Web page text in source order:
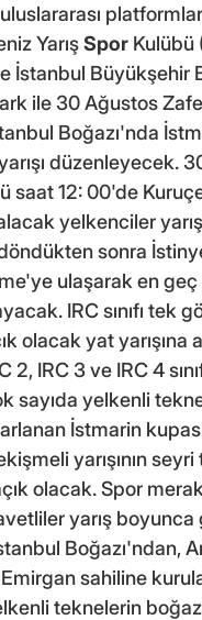
uluslararası
YarışSpor Kulübü
İstanbul Büyükşehir
ile 30 Ağustos
Boğazı'nda
düzenleyecek.
saat 12: 00'de
yelkenciler
döndükten sonra
ulaşarak en geç
IRC sınıfı tek
olacak yat yarışına
2, IRC 3 ve IRC 4
sayıda yelkenli
İstmarin
yarışının seyri
olacak. Spor
yarış
Boğazı'ndan,
Emirgan sahiline
teknelerin